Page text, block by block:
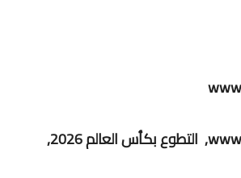
التسجيل في التطوع بكأس العالم 2026 www.fifa.com/en/volunteers, التطوع بكأس العالم 2026,